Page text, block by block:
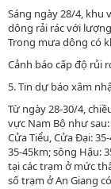
Sáng ngày 28/4, khu
dông rải rác với
Trong mưa dông có
Cảnh báo cấp độ rủi
5. Tin dự báo xâm
Từ ngày 28-30/4,
vực Nam Bộ như sau:
Cửa Tiểu, Cửa Đại:
35-45km; sông Hậu:
tại các trạm ở mức
số trạm ở An Giang